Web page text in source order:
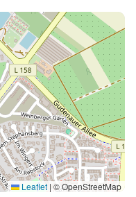
Leaflet | © OpenStreetMap